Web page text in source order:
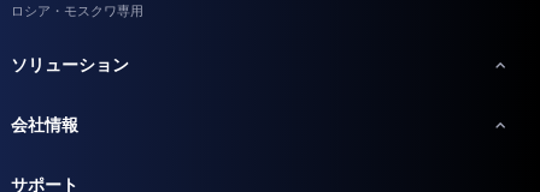
ロシア・モスクワ専用
ソリューション
会社情報
サポート